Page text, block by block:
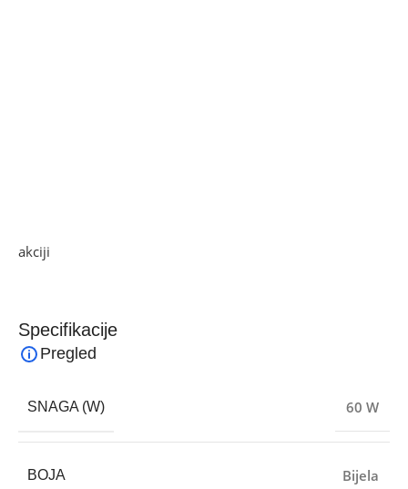
akciji
Specifikacije
Pregled
SNAGA (W) 60 W
BOJA Bijela